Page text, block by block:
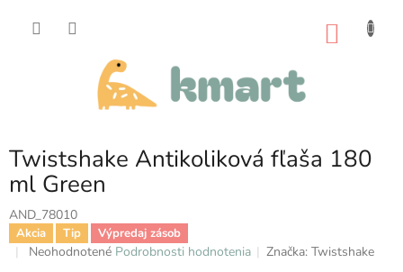
Twistshake Antikoliková fľaša 180
ml Green
AND_78010
Akcia Tip Výpredaj zásob
Priemerné
Neohodnotené Podrobnosti hodnotenia Značka:Twistshake